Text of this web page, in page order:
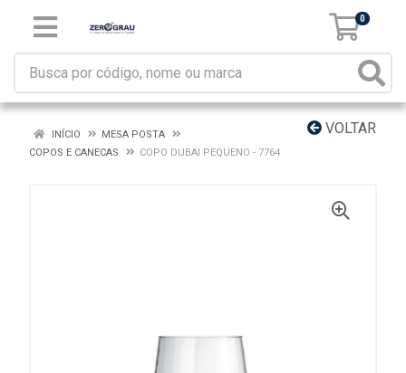
0
VOLTAR
INÍCIO
MESA POSTA
COPOS E CANECAS
COPO DUBAI PEQUENO - 7764